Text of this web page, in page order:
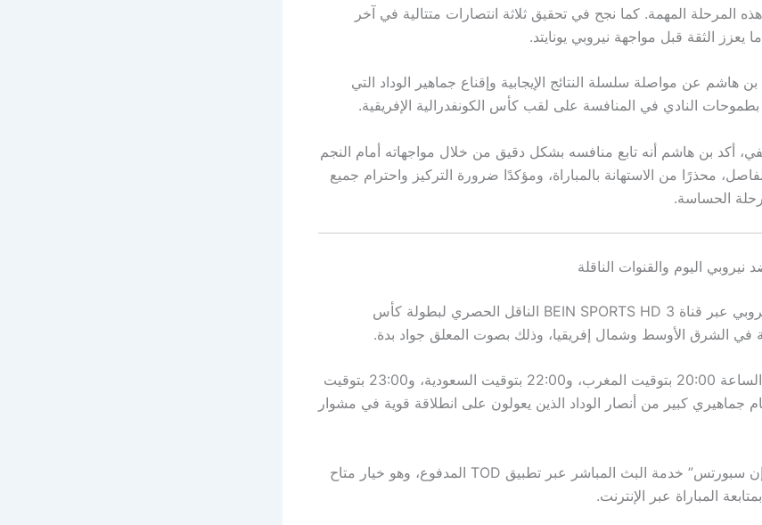
المرحلة المهمة. كما نجح في تحقيق ثلاثة انتصارات متتالية في آخر
يعزز الثقة قبل مواجهة نيروبي يونايتد.
هاشم عن مواصلة سلسلة النتائج الإيجابية وإقناع جماهير الوداد التي
بطموحات النادي في المنافسة على لقب كأس الكونفدرالية الإفريقية.
أكد بن هاشم أنه تابع منافسه بشكل دقيق من خلال مواجهاته أمام النجم
محذرًا من الاستهانة بالمباراة، ومؤكدًا ضرورة التركيز واحترام جميع
الحساسة.
نيروبي اليوم والقنوات الناقلة
تُبث مباراة الوداد ونيروبي عبر قناة BEIN SPORTS HD 3 الناقل الحصري لبطولة كأس
في الشرق الأوسط وشمال إفريقيا، وذلك بصوت المعلق جواد بدة.
وتنطلق المباراة في الساعة 20:00 بتوقيت المغرب، و22:00 بتوقيت السعودية، و23:00 بتوقيت
جماهيري كبير من أنصار الوداد الذين يعولون على انطلاقة قوية في مشوار
كما توفر شبكة “بي إن سبورتس” خدمة البث المباشر عبر تطبيق TOD المدفوع، وهو خيار متاح
المباراة عبر الإنترنت.